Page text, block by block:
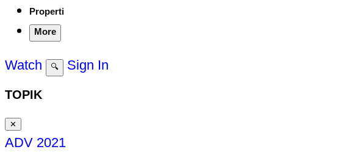
Properti
More
Watch 🔍 Sign In
TOPIK
✕
ADV 2021